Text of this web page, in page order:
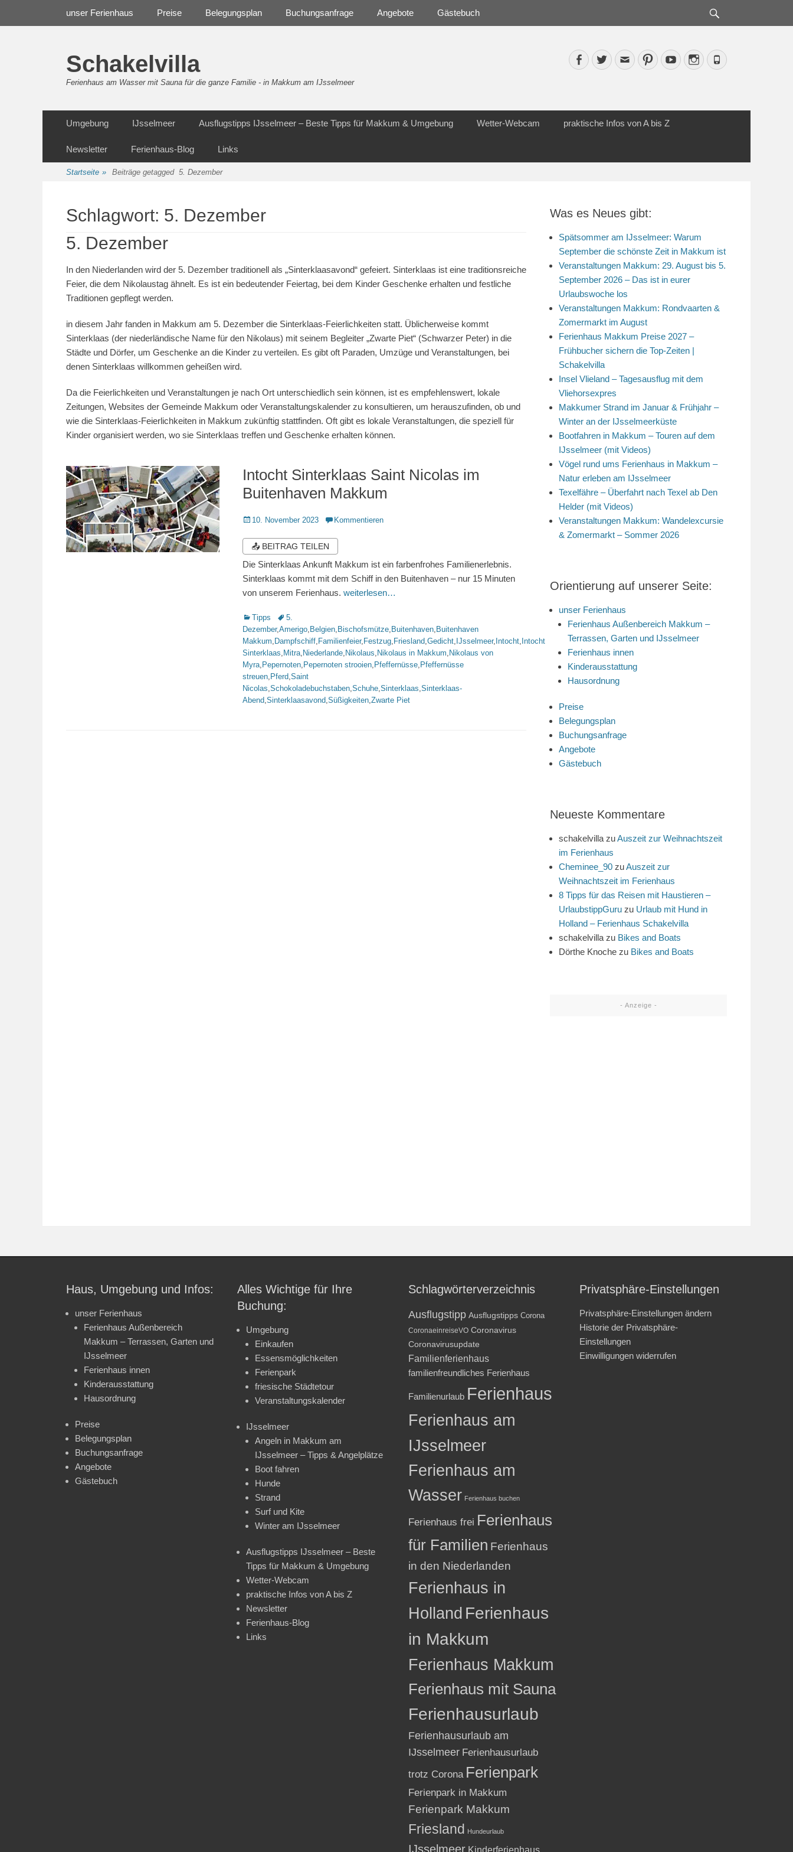
unser Ferienhaus Preise Belegungsplan Buchungsanfrage Angebote Gästebuch
Schakelvilla
Ferienhaus am Wasser mit Sauna für die ganze Familie - in Makkum am IJsselmeer
Facebook
TwitterEmailPinterestYouTubeInstagram
Phone
Inhalt
Umgebung IJsselmeer Ausflugstipps IJsselmeer – Beste Tipps für Makkum & Umgebung Wetter-Webcam praktische Infos von A bis Z
Newsletter Ferienhaus-Blog Links
Startseite » Beiträge getagged 5. Dezember
Schlagwort: 5. Dezember
5. Dezember
In den Niederlanden wird der 5. Dezember traditionell als „Sinterklaasavond“ gefeiert. Sinterklaas ist eine traditionsreiche
Feier, die dem Nikolaustag ähnelt. Es ist ein bedeutender Feiertag, bei dem Kinder Geschenke erhalten und festliche
Traditionen gepflegt werden.
in diesem Jahr fanden in Makkum am 5. Dezember die Sinterklaas-Feierlichkeiten statt. Üblicherweise kommt
Sinterklaas (der niederländische Name für den Nikolaus) mit seinem Begleiter „Zwarte Piet“ (Schwarzer Peter) in die
Städte und Dörfer, um Geschenke an die Kinder zu verteilen. Es gibt oft Paraden, Umzüge und Veranstaltungen, bei
denen Sinterklaas willkommen geheißen wird.
Da die Feierlichkeiten und Veranstaltungen je nach Ort unterschiedlich sein können, ist es empfehlenswert, lokale
Zeitungen, Websites der Gemeinde Makkum oder Veranstaltungskalender zu konsultieren, um herauszufinden, ob und
wie die Sinterklaas-Feierlichkeiten in Makkum zukünftig stattfinden. Oft gibt es lokale Veranstaltungen, die speziell für
Kinder organisiert werden, wo sie Sinterklaas treffen und Geschenke erhalten können.
Intocht Sinterklaas Saint Nicolas im
Buitenhaven Makkum
Veröffentlicht
10. November 2023 Kommentieren
📤 BEITRAG TEILEN
Die Sinterklaas Ankunft Makkum ist ein farbenfrohes Familienerlebnis.
Sinterklaas kommt mit dem Schiff in den Buitenhaven – nur 15 Minuten
von unserem Ferienhaus. weiterlesen…
Kategorien
Tipps Schlagworte
5.
Dezember,Amerigo, Belgien, Bischofsmütze, Buitenhaven, Buitenhaven
Makkum, Dampfschiff, Familienfeier, Festzug, Friesland,Gedicht, IJsselmeer, Intocht, Intocht
Sinterklaas, Mitra, Niederlande, Nikolaus, Nikolaus in Makkum, Nikolaus von
Myra, Pepernoten, Pepernoten strooien, Pfeffernüsse, Pfeffernüsse
streuen, Pferd,Saint
Nicolas,Schokoladebuchstaben,Schuhe,Sinterklaas,Sinterklaas-
Abend,Sinterklaasavond,Süßigkeiten,Zwarte Piet
Was es Neues gibt:
Spätsommer am IJsselmeer: Warum
September die schönste Zeit in Makkum ist
Veranstaltungen Makkum: 29. August bis 5.
September 2026 – Das ist in eurer
Urlaubswoche los
Veranstaltungen Makkum: Rondvaarten &
Zomermarkt im August
Ferienhaus Makkum Preise 2027 –
Frühbucher sichern die Top-Zeiten |
Schakelvilla
Insel Vlieland – Tagesausflug mit dem
Vliehorsexpres
Makkumer Strand im Januar & Frühjahr –
Winter an der IJsselmeerküste
Bootfahren in Makkum – Touren auf dem
IJsselmeer (mit Videos)
Vögel rund ums Ferienhaus in Makkum –
Natur erleben am IJsselmeer
Texelfähre – Überfahrt nach Texel ab Den
Helder (mit Videos)
Veranstaltungen Makkum: Wandelexcursie
& Zomermarkt – Sommer 2026
Orientierung auf unserer Seite:
unser Ferienhaus
Ferienhaus Außenbereich Makkum –
Terrassen, Garten und IJsselmeer
Ferienhaus innen
Kinderausstattung
Hausordnung
Preise
Belegungsplan
Buchungsanfrage
Angebote
Gästebuch
Neueste Kommentare
schakelvilla zuAuszeit zur Weihnachtszeit
im Ferienhaus
Cheminee_90 zuAuszeit zur
Weihnachtszeit im Ferienhaus
8 Tipps für das Reisen mit Haustieren –
UrlaubstippGuru zu Urlaub mit Hund in
Holland – Ferienhaus Schakelvilla
schakelvilla zu Bikes and Boats
Dörthe Knoche zu Bikes and Boats
- Anzeige -
Haus, Umgebung und Infos:
unser Ferienhaus
Ferienhaus Außenbereich
Makkum – Terrassen, Garten und
IJsselmeer
Ferienhaus innen
Kinderausstattung
Hausordnung
Preise
Belegungsplan
Buchungsanfrage
Angebote
Gästebuch
Alles Wichtige für Ihre
Buchung:
Umgebung
Einkaufen
Essensmöglichkeiten
Ferienpark
friesische Städtetour
Veranstaltungskalender
IJsselmeer
Angeln in Makkum am
IJsselmeer – Tipps & Angelplätze
Boot fahren
Hunde
Strand
Surf und Kite
Winter am IJsselmeer
Ausflugstipps IJsselmeer – Beste
Tipps für Makkum & Umgebung
Wetter-Webcam
praktische Infos von A bis Z
Newsletter
Ferienhaus-Blog
Links
Schlagwörterverzeichnis
Ausflugstipp Ausflugstipps Corona
CoronaeinreiseVO Coronavirus
Coronavirusupdate
Familienferienhaus
familienfreundliches Ferienhaus
Familienurlaub Ferienhaus
Ferienhaus am
IJsselmeer
Ferienhaus am
Wasser Ferienhaus buchen
Ferienhaus frei Ferienhaus
für Familien Ferienhaus
in den Niederlanden
Ferienhaus in
Holland Ferienhaus
in Makkum
Ferienhaus Makkum
Ferienhaus mit Sauna
Ferienhausurlaub
Ferienhausurlaub am
IJsselmeer Ferienhausurlaub
trotz Corona Ferienpark
Ferienpark in Makkum
Ferienpark Makkum
Friesland Hundeurlaub
IJsselmeer Kinderferienhaus
Privatsphäre-Einstellungen
Privatsphäre-Einstellungen ändern
Historie der Privatsphäre-
Einstellungen
Einwilligungen widerrufen